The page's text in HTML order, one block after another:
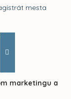
mesta
marketingu a